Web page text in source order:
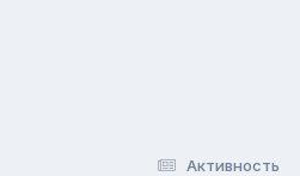
Активность